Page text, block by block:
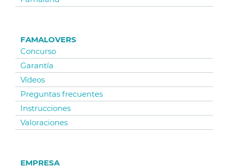
FAMALOVERS
Concurso
Garantía
Vídeos
Preguntas frecuentes
Instrucciones
Valoraciones
EMPRESA